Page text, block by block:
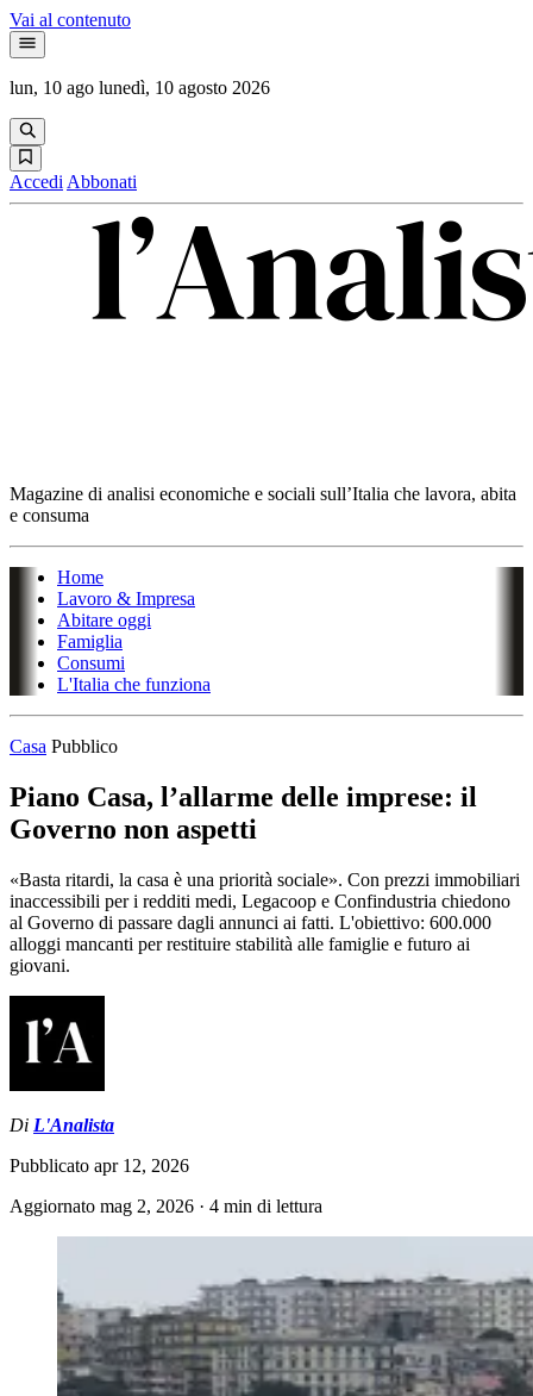
Vai al contenuto
lun, 10 ago lunedì, 10 agosto 2026
Accedi Abbonati
Magazine di analisi economiche e sociali sull’Italia che lavora, abita
e consuma
Home
Lavoro & Impresa
Abitare oggi
Famiglia
Consumi
L'Italia che funziona
Casa Pubblico
Piano Casa, l’allarme delle imprese: il
Governo non aspetti
«Basta ritardi, la casa è una priorità sociale». Con prezzi immobiliari
inaccessibili per i redditi medi, Legacoop e Confindustria chiedono
al Governo di passare dagli annunci ai fatti. L'obiettivo: 600.000
alloggi mancanti per restituire stabilità alle famiglie e futuro ai
giovani.
Di L'Analista
Pubblicato apr 12, 2026
Aggiornato mag 2, 2026 · 4 min di lettura